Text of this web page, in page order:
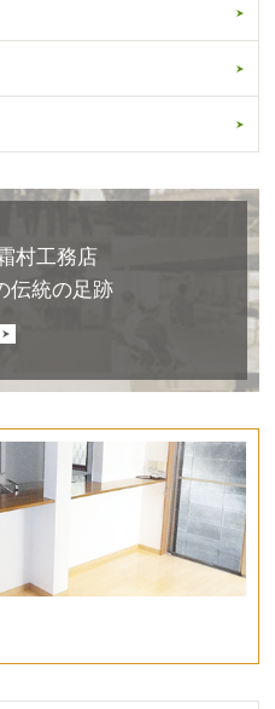
村工務店
伝統の足跡